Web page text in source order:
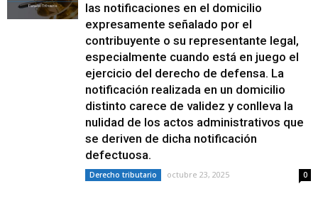
las notificaciones en el domicilio
expresamente señalado por el
contribuyente o su representante legal,
especialmente cuando está en juego el
ejercicio del derecho de defensa. La
notificación realizada en un domicilio
distinto carece de validez y conlleva la
nulidad de los actos administrativos que
se deriven de dicha notificación
defectuosa.
Derecho tributario octubre 23, 2025 0